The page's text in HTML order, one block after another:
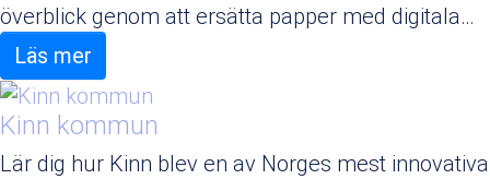
överblick genom att ersätta papper med digitala…
Läs mer
Kinn kommun
Lär dig hur Kinn blev en av Norges mest innovativa